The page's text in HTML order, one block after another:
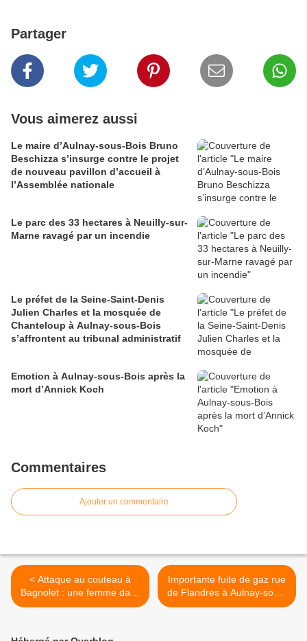
Partager
Vous aimerez aussi
Le maire d’Aulnay-sous-Bois Bruno
Beschizza s’insurge contre le projet
de nouveau pavillon d’accueil à
l’Assemblée nationale
Le parc des 33 hectares à Neuilly-sur-
Marne ravagé par un incendie
Le préfet de la Seine-Saint-Denis
Julien Charles et la mosquée de
Chanteloup à Aulnay-sous-Bois
s’affrontent au tribunal administratif
Emotion à Aulnay-sous-Bois après la
mort d’Annick Koch
Commentaires
Ajouter un commentaire
< Attaque au couteau à
Bagnolet : une femme dans
un état critique
Importante fuite de gaz rue
de Flandres à Aulnay-sous-
Bois >